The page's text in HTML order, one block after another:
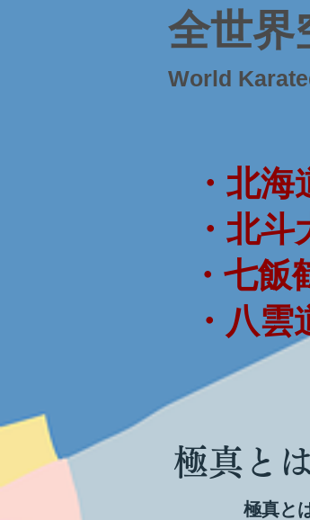
全世
World
・北海
・北斗
・七飯
・八雲
極真とは
極真と